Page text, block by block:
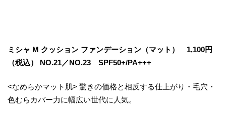
ミシャ M クッション ファンデーション（マット） 1,100円
（税込） NO.21／NO.23 SPF50+/PA+++
<なめらかマット肌> 驚きの価格と相反する仕上がり・毛穴・
色むらカバー力に幅広い世代に人気。